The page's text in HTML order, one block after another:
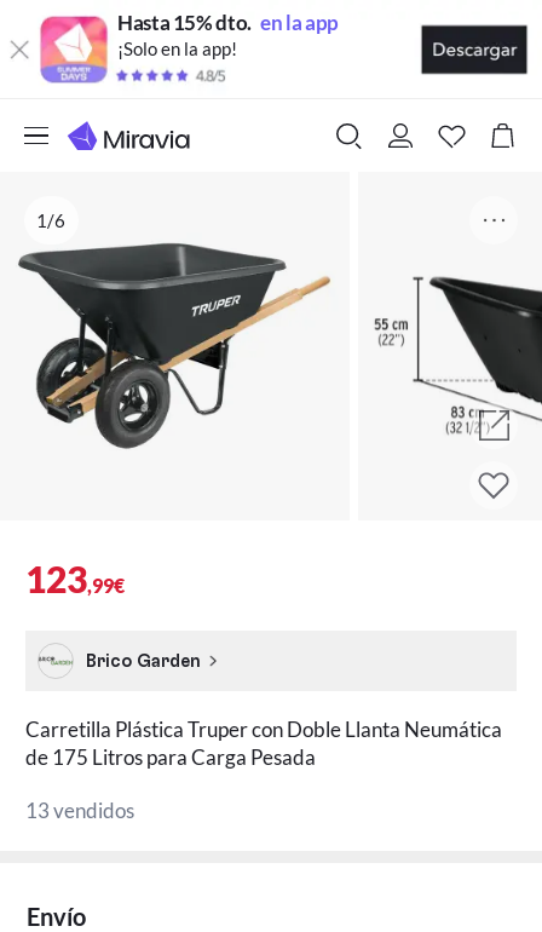
Hasta 15% dto. en la app
¡Solo en la app!
1/6
123,99€
Brico Garden
Carretilla Plástica Truper con Doble Llanta Neumática
de 175 Litros para Carga Pesada
13 vendidos
Envío